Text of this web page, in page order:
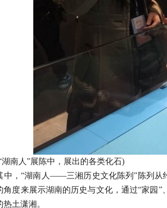
人”展陈中，展出的各类化石)
“湖南人——三湘历史文化陈列”陈列从约
角度来展示湖南的历史与文化，通过“家园”
热土潇湘。